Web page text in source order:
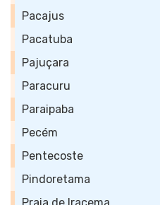
Pacajus
Pacatuba
Pajuçara
Paracuru
Paraipaba
Pecém
Pentecoste
Pindoretama